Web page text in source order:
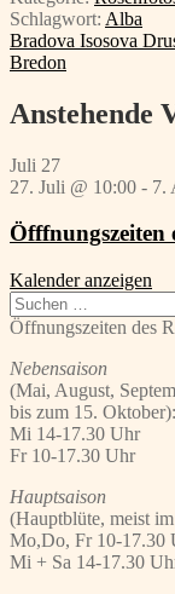
Schlagwort: Alba
Vorheriger
Beitrag:
Bradova Isosova
Nächster
Bredon
Anstehende
Juli 27
27. Juli @ 10:00 - 7.
Öfffnungszeiten
Kalender anzeigen
Suchen
nach:
Öffnungszeiten des
Nebensaison
(Mai, August,
bis zum 15. Oktober):
Mi 14-17.30 Uhr
Fr 10-17.30 Uhr
Hauptsaison
(Hauptblüte, meist
Mo,Do, Fr 10-17.30
Mi + Sa 14-17.30